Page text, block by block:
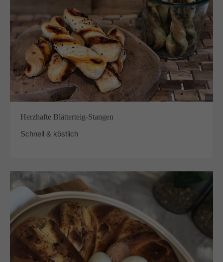
Herzhafte Blätterteig-Stangen
Schnell & köstlich